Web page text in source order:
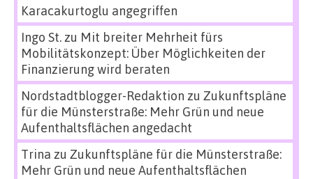
Karacakurtoglu angegriffen
Ingo St.zu Mit breiter Mehrheit fürs
Mobilitätskonzept: Über Möglichkeiten der
Finanzierung wird beraten
Nordstadtblogger-Redaktion zu Zukunftspläne
für die Münsterstraße: Mehr Grün und neue
Aufenthaltsflächen angedacht
Trina zu Zukunftspläne für die Münsterstraße:
Mehr Grün und neue Aufenthaltsflächen